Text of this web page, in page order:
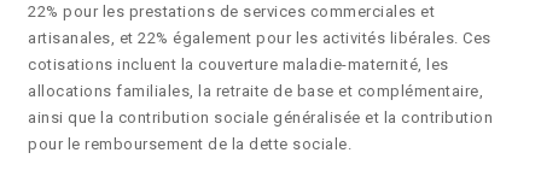
22% pour les prestations de services commerciales et
artisanales, et 22% également pour les activités libérales. Ces
cotisations incluent la couverture maladie-maternité, les
allocations familiales, la retraite de base et complémentaire,
ainsi que la contribution sociale généralisée et la contribution
pour le remboursement de la dette sociale.